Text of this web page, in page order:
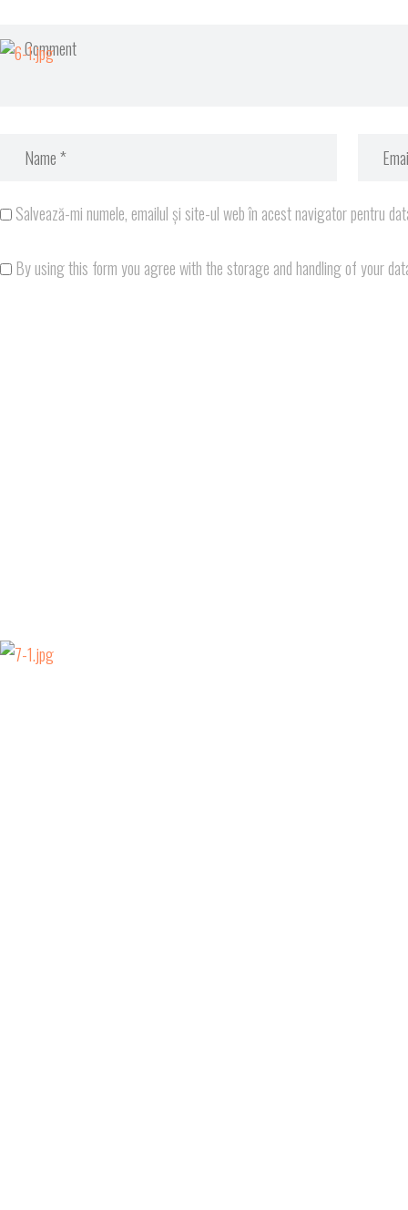
Salvează-mi numele, emailul și site-ul web în acest navigator pentru
By using this form you agree with the storage and handling of your